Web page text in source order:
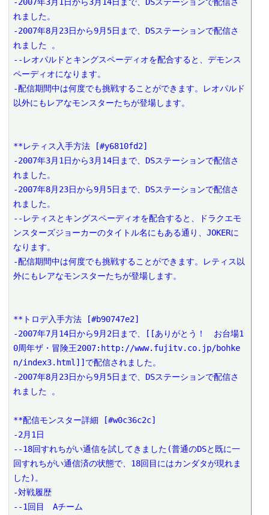
れました。
-2007年8月23日から9月5日まで、DSステーションで配信さ
れました 。
--レオパルドとキングスペーディオを配合すると、デモンス
ペーディオになります。
-配信期間中は何度でも挑戦することができます。レオパルド
以外にもレアなモンスターたちが登場します。
**レティス入手方法 [#y6810fd2]
-2007年3月1日から3月14日まで、DSステーションで配信さ
れました。
-2007年8月23日から9月5日まで、DSステーションで配信さ
れました。
--レティスとキングスペーディオを配合すると、ドラクエモ
ンスターズジョーカーのタイトル名にもある通り、JOKERに
なります。
-配信期間中は何度でも挑戦することができます。レティス以
外にもレアなモンスターたちが登場します。
**トロデ入手方法 [#b90747e2]
-2007年7月14日から9月2日まで、[[ありがとう！　お台場1
0周年ザ・冒険王2007:http://www.fujitv.co.jp/bohke
n/index3.html]]で配信されました。
-2007年8月23日から9月5日まで、DSステーションで配信さ
れました 。
**配信モンスター詳細 [#w0c36c2c]
-2月1日
--18回すれちがい通信を試してきました(普通のDSと既に一
回すれちがい通信済の状態で、18回目にはカンダタが現れま
した)。
-対戦履歴
--1回目　Aチーム